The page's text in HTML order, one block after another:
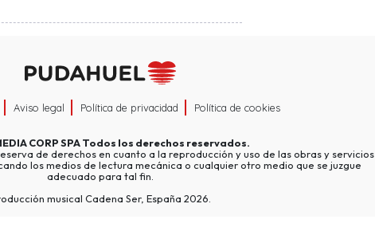
Aviso legal Política de privacidad Política de cookies
CORP SPATodos los derechos reservados.
reserva de derechos en cuanto a la reproducción y uso de las obras y servicios
los medios de lectura mecánica o cualquier otro medio que se juzgue
adecuado para tal fin.
musical Cadena Ser, España 2026.